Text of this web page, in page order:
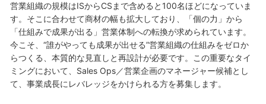
営業組織の規模はISからCSまで含めると100名ほどになっていま
す。そこに合わせて商材の幅も拡大しており、「個の力」から
「仕組みで成果が出る」営業体制への転換が求められています。
今こそ、“誰がやっても成果が出せる”営業組織の仕組みをゼロか
らつくる、本質的な見直しと再設計が必要です。この重要なタイ
ミングにおいて、Sales Ops／営業企画のマネージャー候補とし
て、事業成長にレバレッジをかけられる方を募集します。